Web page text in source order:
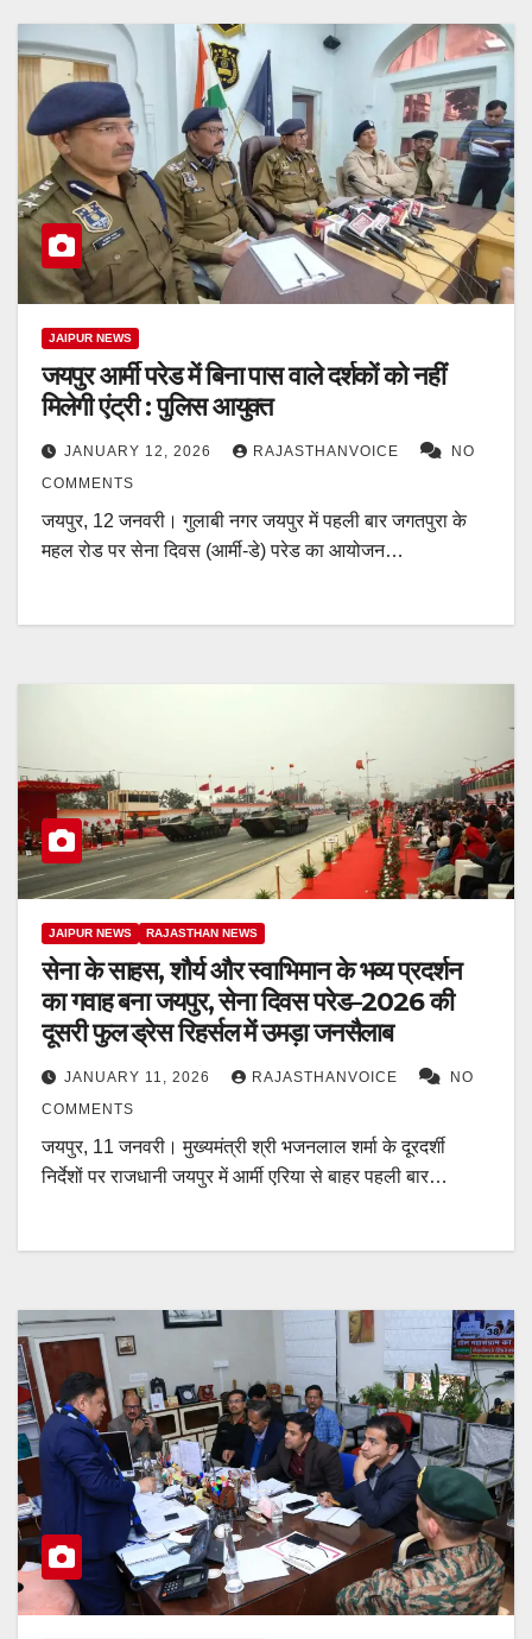
JAIPUR NEWS
जयपुर आर्मी परेड में बिना पास वाले दर्शकों को नहीं
मिलेगी एंट्री : पुलिस आयुक्त
JANUARY 12, 2026 RAJASTHANVOICE
NO
COMMENTS
जयपुर, 12 जनवरी। गुलाबी नगर जयपुर में पहली बार जगतपुरा के
महल रोड पर सेना दिवस (आर्मी-डे) परेड का आयोजन…
JAIPUR NEWS RAJASTHAN NEWS
सेना के साहस, शौर्य और स्वाभिमान के भव्य प्रदर्शन
का गवाह बना जयपुर, सेना दिवस परेड–2026 की
दूसरी फुल ड्रेस रिहर्सल में उमड़ा जनसैलाब
JANUARY 11, 2026 RAJASTHANVOICE
NO
COMMENTS
जयपुर, 11 जनवरी। मुख्यमंत्री श्री भजनलाल शर्मा के दूरदर्शी
निर्देशों पर राजधानी जयपुर में आर्मी एरिया से बाहर पहली बार…